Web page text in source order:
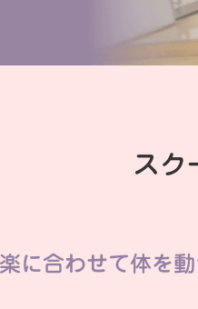
スク
に合わせて体を